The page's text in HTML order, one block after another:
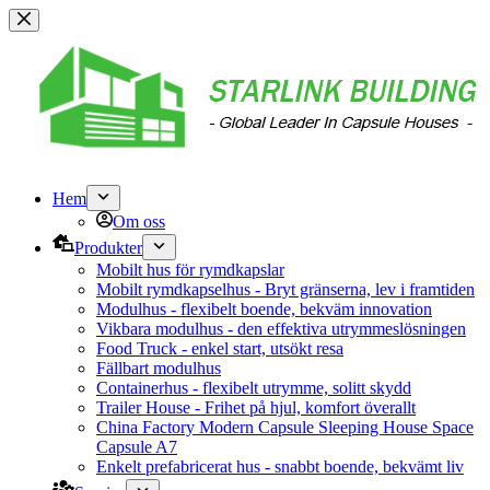
Hoppa
till
innehåll
Hem
Om oss
Produkter
Mobilt hus för rymdkapslar
Mobilt rymdkapselhus - Bryt gränserna, lev i framtiden
Modulhus - flexibelt boende, bekväm innovation
Vikbara modulhus - den effektiva utrymmeslösningen
Food Truck - enkel start, utsökt resa
Fällbart modulhus
Containerhus - flexibelt utrymme, solitt skydd
Trailer House - Frihet på hjul, komfort överallt
China Factory Modern Capsule Sleeping House Space
Capsule A7
Enkelt prefabricerat hus - snabbt boende, bekvämt liv